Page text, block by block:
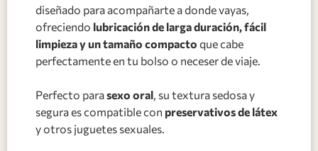
diseñado para acompañarte a donde vayas,
ofreciendo lubricación de larga duración, fácil
limpieza y un tamaño compacto que cabe
perfectamente en tu bolso o neceser de viaje.
Perfecto parasexo oral , su textura sedosa y
segura es compatible con preservativos de látex
y otros juguetes sexuales.